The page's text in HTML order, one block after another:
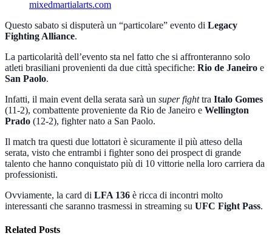
mixedmartialarts.com
Questo sabato si disputerà un “particolare” evento di Legacy
Fighting Alliance.
La particolarità dell’evento sta nel fatto che si affronteranno solo
atleti brasiliani provenienti da due città specifiche: Rio de Janeiro e
San Paolo.
Infatti, il main event della serata sarà un super fighttra Italo Gomes
(11-2), combattente proveniente da Rio de Janeiro e Wellington
Prado (12-2), fighter nato a San Paolo.
Il match tra questi due lottatori è sicuramente il più atteso della
serata, visto che entrambi i fighter sono dei prospect di grande
talento che hanno conquistato più di 10 vittorie nella loro carriera da
professionisti.
Ovviamente, la card di LFA 136 è ricca di incontri molto
interessanti che saranno trasmessi in streaming su UFC Fight Pass.
Related Posts